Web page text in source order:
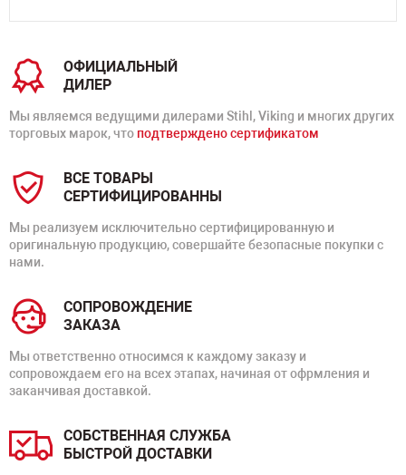
ОФИЦИАЛЬНЫЙ
ДИЛЕР
Мы являемся ведущими дилерами Stihl, Viking и многих других
торговых марок, что подтверждено сертификатом
ВСЕ ТОВАРЫ
СЕРТИФИЦИРОВАННЫ
Мы реализуем исключительно сертифицированную и
оригинальную продукцию, совершайте безопасные покупки с
нами.
СОПРОВОЖДЕНИЕ
ЗАКАЗА
Мы ответственно относимся к каждому заказу и
сопровождаем его на всех этапах, начиная от офрмления и
заканчивая доставкой.
СОБСТВЕННАЯ СЛУЖБА
БЫСТРОЙ ДОСТАВКИ